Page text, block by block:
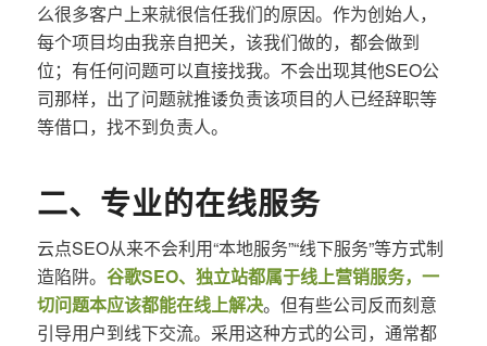
么很多客户上来就很信任我们的原因。作为创始人，
每个项目均由我亲自把关，该我们做的，都会做到
位；有任何问题可以直接找我。不会出现其他SEO公
司那样，出了问题就推诿负责该项目的人已经辞职等
等借口，找不到负责人。
二、专业的在线服务
云点SEO从来不会利用“本地服务”“线下服务”等方式制
造陷阱。 谷歌SEO、独立站都属于线上营销服务，一
切问题本应该都能在线上解决。但有些公司反而刻意
引导用户到线下交流。采用这种方式的公司，通常都